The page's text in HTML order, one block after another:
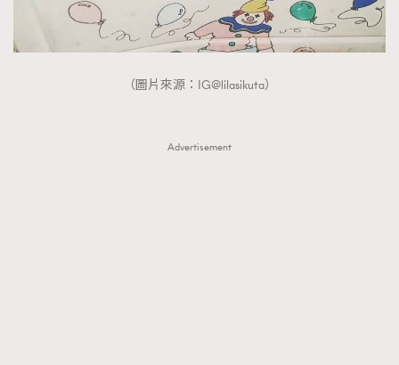
（圖片來源：IG@lilasikuta）
Advertisement